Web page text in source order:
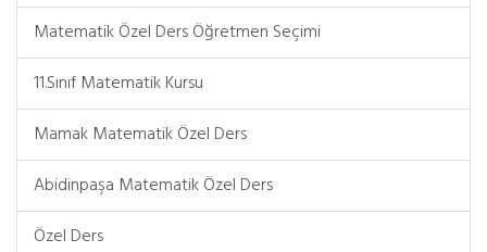
Matematik Özel Ders Öğretmen Seçimi
11.Sınıf Matematik Kursu
Mamak Matematik Özel Ders
Abidinpaşa Matematik Özel Ders
Özel Ders